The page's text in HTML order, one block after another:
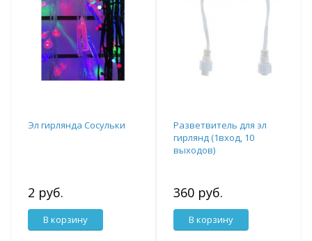
Эл гирлянда Сосульки
2 руб.
В корзину
Разветвитель для эл
гирлянд (1вход, 10
выходов)
360 руб.
В корзину